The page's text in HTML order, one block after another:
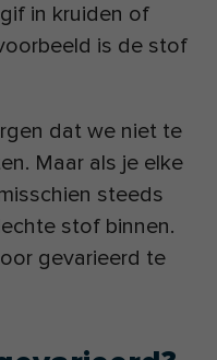
in kruiden of
is de stof
dat we niet te
Maar als je elke
steeds
stof binnen.
gevarieerd te